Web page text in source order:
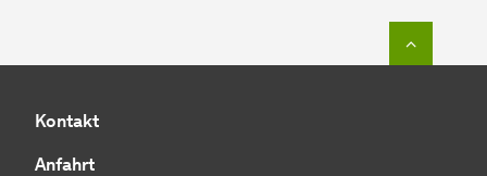
Kontakt
Anfahrt